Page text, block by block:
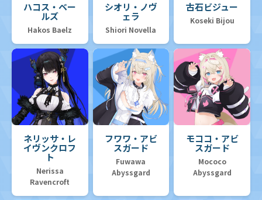
ハコス・ベー
ルズ
Hakos Baelz
シオリ・ノヴ
ェラ
Shiori Novella
古石ビジュー
Koseki Bijou
ネリッサ・レ
イヴンクロフ
ト
Nerissa
Ravencroft
フワワ・アビ
スガード
Fuwawa
Abyssgard
モココ・アビ
スガード
Mococo
Abyssgard